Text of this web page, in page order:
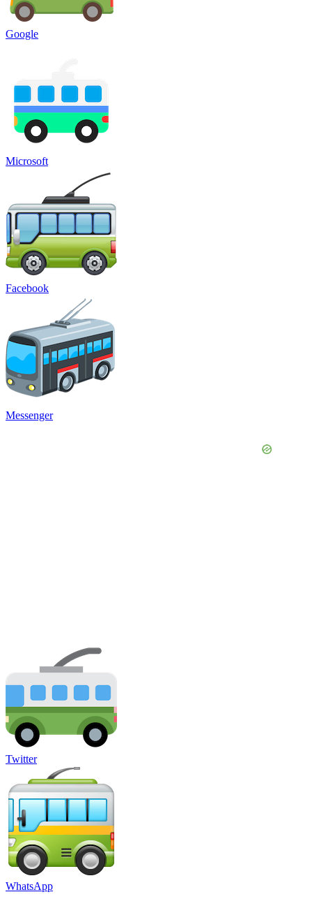
Google
Microsoft
Facebook
Messenger
Twitter
WhatsApp